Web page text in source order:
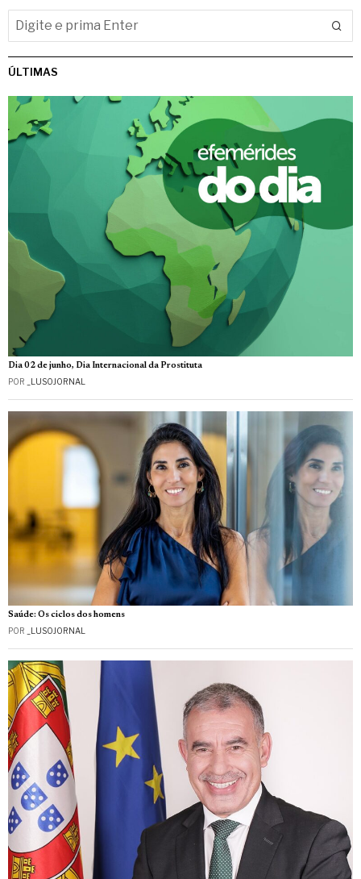
ÚLTIMAS
Dia 02 de junho, Dia Internacional da Prostituta
POR _LUSOJORNAL
Saúde: Os ciclos dos homens
POR _LUSOJORNAL